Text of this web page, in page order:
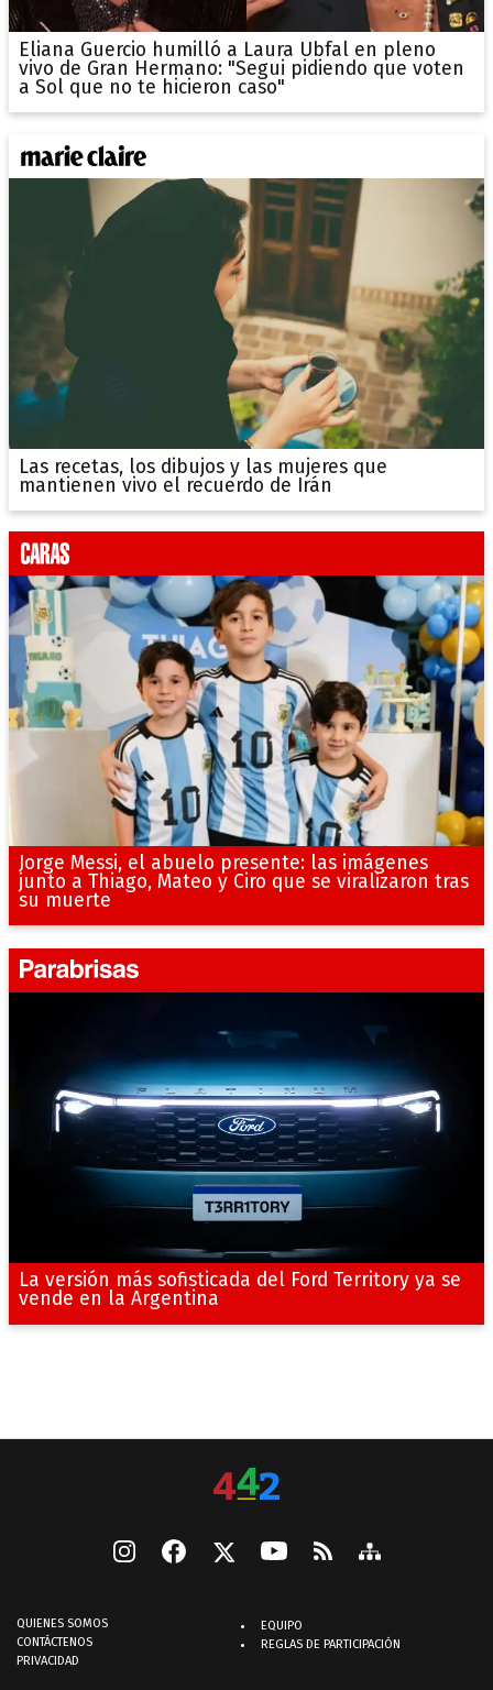
Eliana Guercio humilló a Laura Ubfal en pleno
vivo de Gran Hermano: "Segui pidiendo que voten
a Sol que no te hicieron caso"
Las recetas, los dibujos y las mujeres que
mantienen vivo el recuerdo de Irán
Jorge Messi, el abuelo presente: las imágenes
junto a Thiago, Mateo y Ciro que se viralizaron tras
su muerte
La versión más sofisticada del Ford Territory ya se
vende en la Argentina
QUIENES SOMOS
CONTÁCTENOS
PRIVACIDAD
EQUIPO
REGLAS DE PARTICIPACIÓN